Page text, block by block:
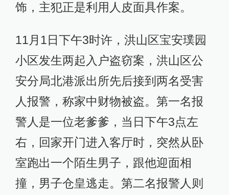
饰，主犯正是利用人皮面具作案。
11月1日下午3时许，洪山区宝安璞园
小区发生两起入户盗窃案，洪山区公
安分局北港派出所先后接到两名受害
人报警，称家中财物被盗。第一名报
警人是一位老爹爹，当日下午3点左
右，回家开门进入客厅时，突然从卧
室跑出一个陌生男子，跟他迎面相
撞，男子仓皇逃走。第二名报警人则